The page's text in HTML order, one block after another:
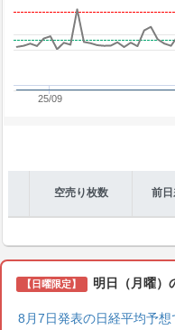
25/09
空売り枚数 前
【日曜限定】 明日（月曜）
8月7日発表の日経平均予